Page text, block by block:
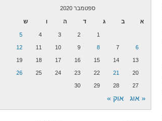
ספטמבר 2020
א ב ג ד ה ו ש
1
2
3
4
5
6
7
8
9
10
11
12
13
14
15
16
17
18
19
20
21
22
23
24
25
26
27
28
29
30
« אוג אוק »